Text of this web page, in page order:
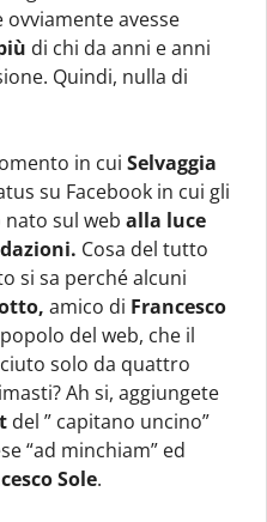
ovviamente avesse
di chi da anni e anni
Quindi, nulla di
in cui Selvaggia
su Facebook in cui gli
sul web alla luce
Cosa del tutto
si sa perché alcuni
amico di Francesco
del web, che il
solo da quattro
Ah si, aggiungete
del ” capitano uncino”
“ad minchiam” ed
Sole.